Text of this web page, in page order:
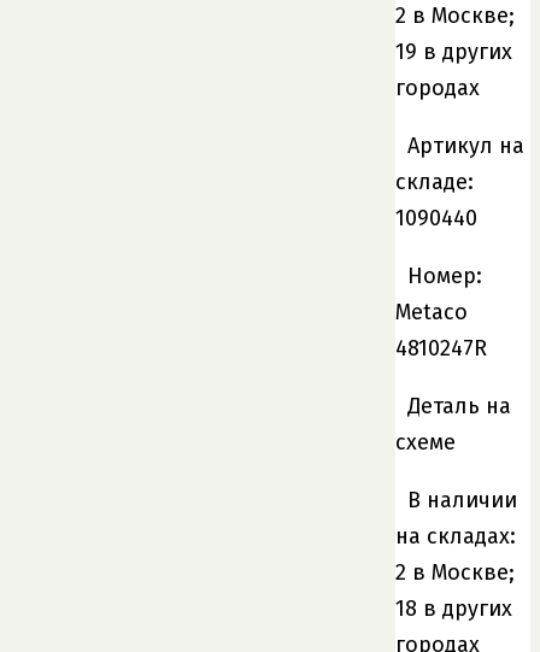
2 в Москве;
19 в других
городах
Артикул на
складе:
1090440
Номер:
Metaco
4810247R
Деталь на
схеме
В наличии
на складах:
2 в Москве;
18 в других
городах